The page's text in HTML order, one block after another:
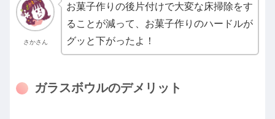
さかさん
お菓子作りの後片付けで大変な床掃除をす
ることが減って、お菓子作りのハードルが
グッと下がったよ！
ガラスボウルのデメリット